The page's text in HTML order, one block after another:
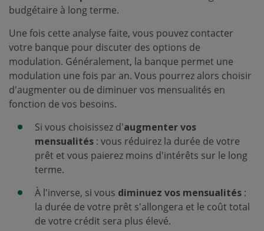
budgétaire à long terme.
Une fois cette analyse faite, vous pouvez contacter
votre banque pour discuter des options de
modulation. Généralement, la banque permet une
modulation une fois par an. Vous pourrez alors choisir
d'augmenter ou de diminuer vos mensualités en
fonction de vos besoins.
Si vous choisissez d'augmenter vos
mensualités: vous réduirez la durée de votre
prêt et vous paierez moins d'intérêts sur le long
terme.
À l'inverse, si vous diminuez vos mensualités:
la durée de votre prêt s'allongera et le coût total
de votre crédit sera plus élevé.